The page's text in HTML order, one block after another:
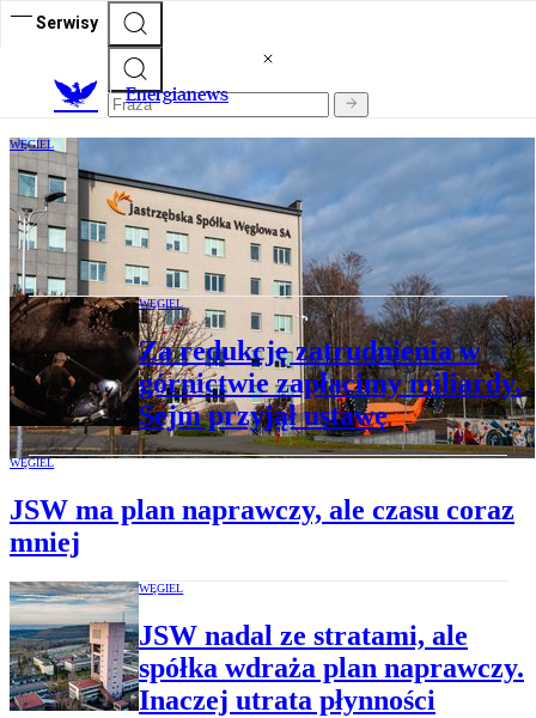
Serwisy
Energianews
WĘGIEL
Były szef Kompanii Węglowej o trudnej
sytuacji górnictwa. „Potrzebny jest
audyt”
WĘGIEL
Za redukcję zatrudnienia w
górnictwie zapłacimy miliardy.
Sejm przyjął ustawę
WĘGIEL
JSW ma plan naprawczy, ale czasu coraz
mniej
WĘGIEL
JSW nadal ze stratami, ale
spółka wdraża plan naprawczy.
Inaczej utrata płynności